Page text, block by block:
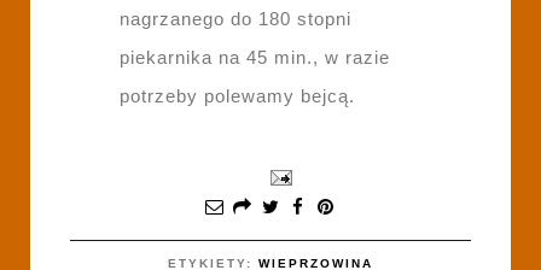
nagrzanego do 180 stopni
piekarnika na 45 min., w razie
potrzeby polewamy bejcą.
ETYKIETY: WIEPRZOWINA